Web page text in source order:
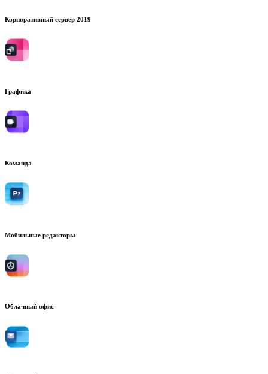
Корпоративный сервер 2019
Графика
Команда
Мобильные редакторы
Облачный офис